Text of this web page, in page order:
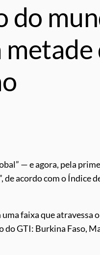
do
— e agora, pela
acordo com o Índice
faixa que atravessa
GTI: Burkina Faso,